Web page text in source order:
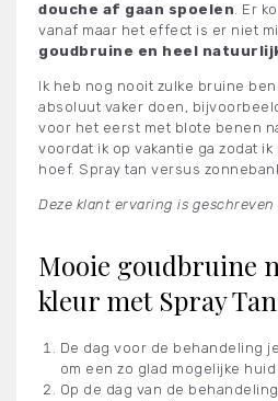
douche af gaan spoelen. Er
vanaf maar het effect is er niet
goudbruine en heel
Ik heb nog nooit zulke bruine
absoluut vaker doen,
voor het eerst met blote benen
voordat ik op vakantie ga zodat
hoef. Spray tan versus
Deze klant ervaring is geschreven
Mooie goudbruine
kleur met Spray
De dag voor de behandeling
om een zo glad mogelijke
Op de dag van de